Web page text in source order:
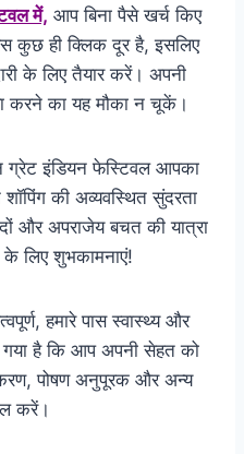
में, आप बिना पैसे खर्च किए
कुछ ही क्लिक दूर है, इसलिए
के लिए तैयार करें। अपनी
करने का यह मौका न चूकें।
ग्रेट इंडियन फेस्टिवल आपका
की अव्यवस्थित सुंदरता
और अपराजेय बचत की यात्रा
लिए शुभकामनाएं!
हमारे पास स्वास्थ्य और
है कि आप अपनी सेहत को
पोषण अनुपूरक और अन्य
करें।